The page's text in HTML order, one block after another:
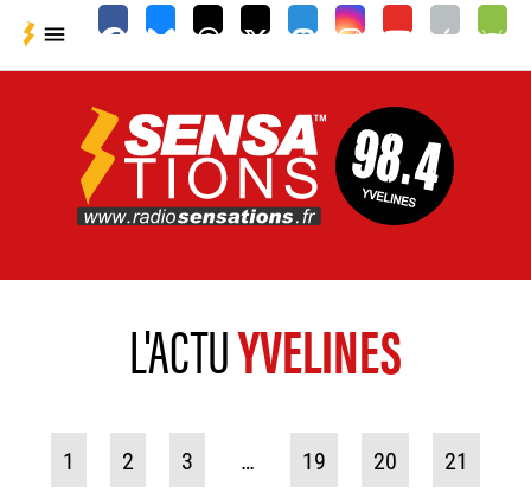

L'ACTUYVELINES
1 2 3 … 19 20 21